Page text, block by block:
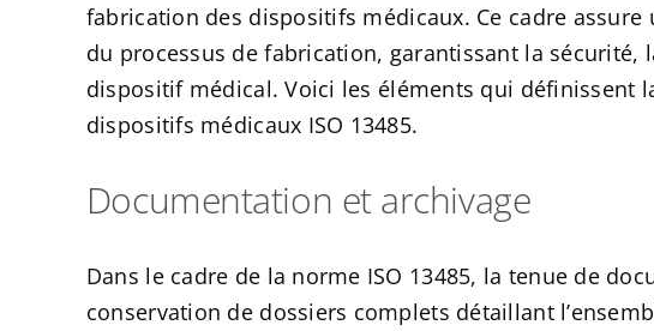
fabrication des dispositifs médicaux. Ce cadre
du processus de fabrication, garantissant la sécurité,
dispositif médical. Voici les éléments qui définissent
dispositifs médicaux ISO 13485.
Documentation et archivage
Dans le cadre de la norme ISO 13485, la tenue de
conservation de dossiers complets détaillant